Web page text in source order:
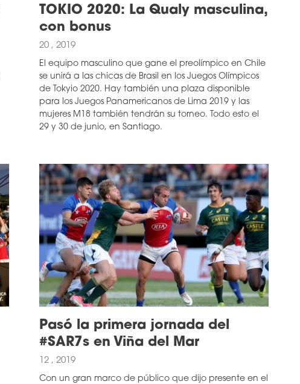
TOKIO 2020: La Qualy masculina,
con bonus
20 , 2019
El equipo masculino que gane el preolímpico en Chile
se unirá a las chicas de Brasil en los Juegos Olímpicos
de Tokyio 2020. Hay también una plaza disponible
para los Juegos Panamericanos de Lima 2019 y las
mujeres M18 también tendrán su torneo. Todo esto el
29 y 30 de junio, en Santiago.
Pasó la primera jornada del
#SAR7s en Viña del Mar
12 , 2019
Con un gran marco de público que dijo presente en el